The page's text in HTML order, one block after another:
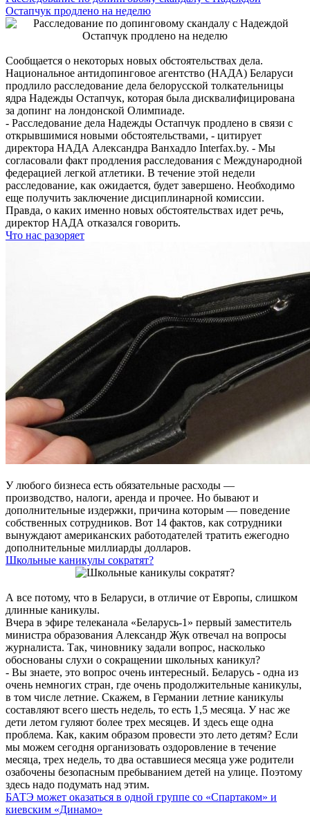
Остапчук продлено на неделю
Сообщается о некоторых новых обстоятельствах дела.
Национальное антидопинговое агентство (НАДА) Беларуси
продлило расследование дела белорусской толкательницы
ядра Надежды Остапчук, которая была дисквалифицирована
за допинг на лондонской Олимпиаде.
- Расследование дела Надежды Остапчук продлено в связи с
открывшимися новыми обстоятельствами, - цитирует
директора НАДА Александра Ванхадло Interfax.by. - Мы
согласовали факт продления расследования с Международной
федерацией легкой атлетики. В течение этой недели
расследование, как ожидается, будет завершено. Необходимо
еще получить заключение дисциплинарной комиссии.
Правда, о каких именно новых обстоятельствах идет речь,
директор НАДА отказался говорить.
Что нас разоряет
У любого бизнеса есть обязательные расходы ―
производство, налоги, аренда и прочее. Но бывают и
дополнительные издержки, причина которым ― поведение
собственных сотрудников. Вот 14 фактов, как сотрудники
вынуждают американских работодателей тратить ежегодно
дополнительные миллиарды долларов.
Школьные каникулы сократят?
А все потому, что в Беларуси, в отличие от Европы, слишком
длинные каникулы.
Вчера в эфире телеканала «Беларусь-1» первый заместитель
министра образования Александр Жук отвечал на вопросы
журналиста. Так, чиновнику задали вопрос, насколько
обоснованы слухи о сокращении школьных каникул?
- Вы знаете, это вопрос очень интересный. Беларусь - одна из
очень немногих стран, где очень продолжительные каникулы,
в том числе летние. Скажем, в Германии летние каникулы
составляют всего шесть недель, то есть 1,5 месяца. У нас же
дети летом гуляют более трех месяцев. И здесь еще одна
проблема. Как, каким образом провести это лето детям? Если
мы можем сегодня организовать оздоровление в течение
месяца, трех недель, то два оставшиеся месяца уже родители
озабочены безопасным пребыванием детей на улице. Поэтому
здесь надо подумать над этим.
БАТЭ может оказаться в одной группе со «Спартаком» и
киевским «Динамо»